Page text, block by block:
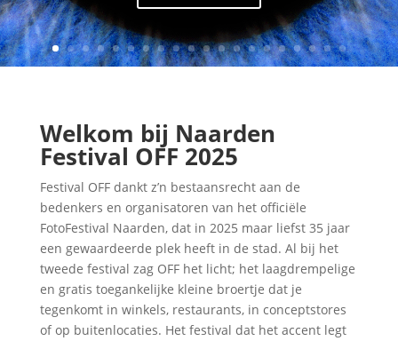
Welkom bij Naarden
Festival OFF 2025
Festival OFF dankt z’n bestaansrecht aan de
bedenkers en organisatoren van het officiële
FotoFestival Naarden, dat in 2025 maar liefst 35 jaar
een gewaardeerde plek heeft in de stad. Al bij het
tweede festival zag OFF het licht; het laagdrempelige
en gratis toegankelijke kleine broertje dat je
tegenkomt in winkels, restaurants, in conceptstores
of op buitenlocaties. Het festival dat het accent legt